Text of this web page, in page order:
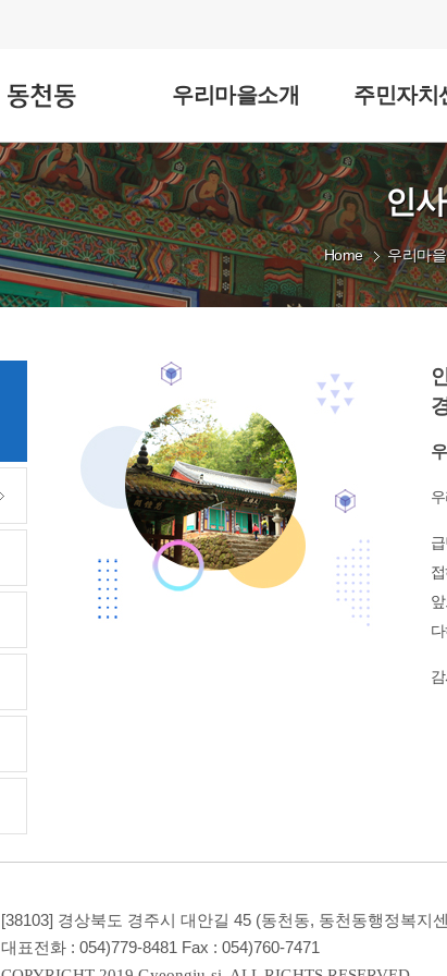
우리마을소개 주민자치
인
Home 우리마
[38103] 경상북도 경주시 대안길 45 (동천동, 동천동행정복지
대표전화 : 054)779-8481 Fax : 054)760-7471